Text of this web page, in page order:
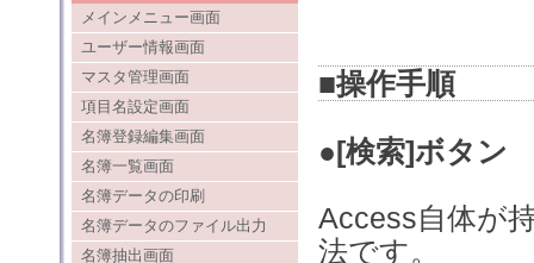
■操作手順
●[検索]ボタン
Access自体が
法です。
メインメニュー画面
ユーザー情報画面
マスタ管理画面
項目名設定画面
名簿登録編集画面
名簿一覧画面
名簿データの印刷
名簿データのファイル出力
名簿抽出画面